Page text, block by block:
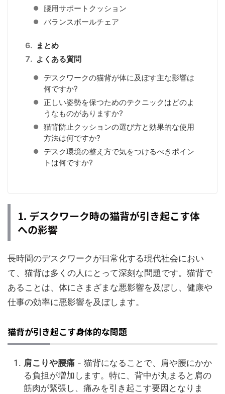
腰用サポートクッション
バランスボールチェア
まとめ
よくある質問
デスクワークの猫背が体に及ぼす主な影響は
何ですか?
正しい姿勢を保つためのテクニックはどのよ
うなものがありますか?
猫背防止クッションの選び方と効果的な使用
方法は何ですか?
デスク環境の整え方で気をつけるべきポイン
トは何ですか?
1. デスクワーク時の猫背が引き起こす体
への影響
長時間のデスクワークが日常化する現代社会におい
て、猫背は多くの人にとって深刻な問題です。猫背で
あることは、体にさまざまな悪影響を及ぼし、健康や
仕事の効率に悪影響を及ぼします。
猫背が引き起こす身体的な問題
肩こりや腰痛 - 猫背になることで、肩や腰にかか
る負担が増加します。特に、背中が丸まると肩の
筋肉が緊張し、痛みを引き起こす要因となりま